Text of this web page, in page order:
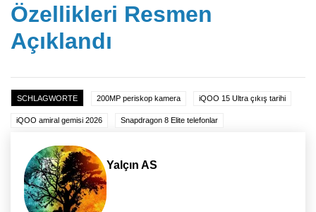
Özellikleri Resmen
Açıklandı
SCHLAGWORTE 200MP periskop kamera iQOO 15 Ultra çıkış tarihi
iQOO amiral gemisi 2026 Snapdragon 8 Elite telefonlar
Yalçın AS